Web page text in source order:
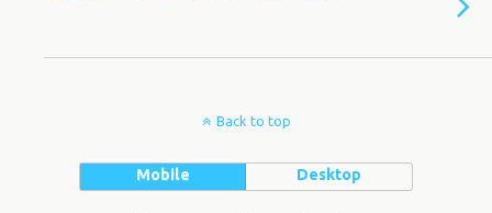
Back to top
Mobile Desktop